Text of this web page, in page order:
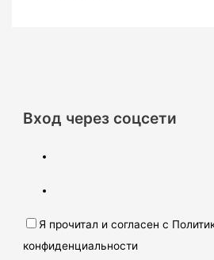
Вход через соцсети
Я прочитал и согласен с
конфиденциальности